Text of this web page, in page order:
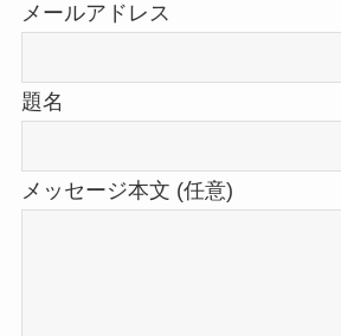
メールアドレス
題名
メッセージ本文 (任意)